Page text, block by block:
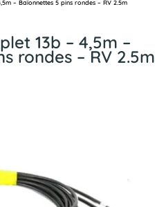
13b – 4,5m –
rondes – RV 2.5m
– Baïonnettes 5 pins rondes – RV 2.5m